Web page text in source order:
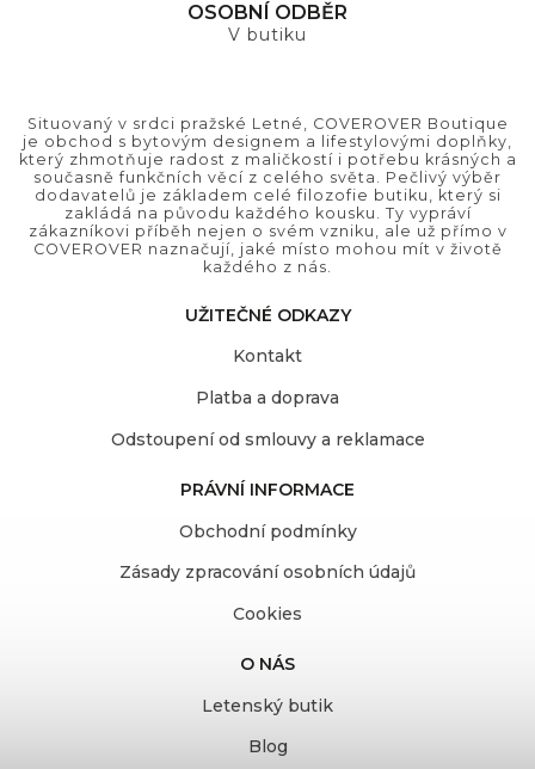
OSOBNÍ ODBĚR
V butiku
Situovaný v srdci pražské Letné, COVEROVER Boutique
je obchod s bytovým designem a lifestylovými doplňky,
který zhmotňuje radost z maličkostí i potřebu krásných a
současně funkčních věcí z celého světa. Pečlivý výběr
dodavatelů je základem celé filozofie butiku, který si
zakládá na původu každého kousku. Ty vypráví
zákazníkovi příběh nejen o svém vzniku, ale už přímo v
COVEROVER naznačují, jaké místo mohou mít v životě
každého z nás.
UŽITEČNÉ ODKAZY
Kontakt
Platba a doprava
Odstoupení od smlouvy a reklamace
PRÁVNÍ INFORMACE
Obchodní podmínky
Zásady zpracování osobních údajů
Cookies
O NÁS
Letenský butik
Blog